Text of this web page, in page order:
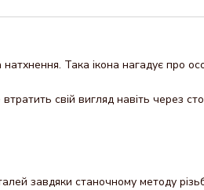
Така ікона нагадує про
свій вигляд навіть через
завдяки станочному методу